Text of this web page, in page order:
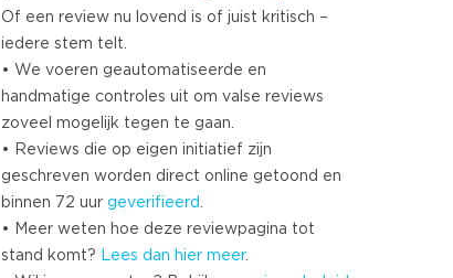
Of een review nu lovend is of juist kritisch –
iedere stem telt.
• We voeren geautomatiseerde en
handmatige controles uit om valse reviews
zoveel mogelijk tegen te gaan.
• Reviews die op eigen initiatief zijn
geschreven worden direct online getoond en
binnen 72 uur geverifieerd.
• Meer weten hoe deze reviewpagina tot
stand komt? Lees dan hier meer.